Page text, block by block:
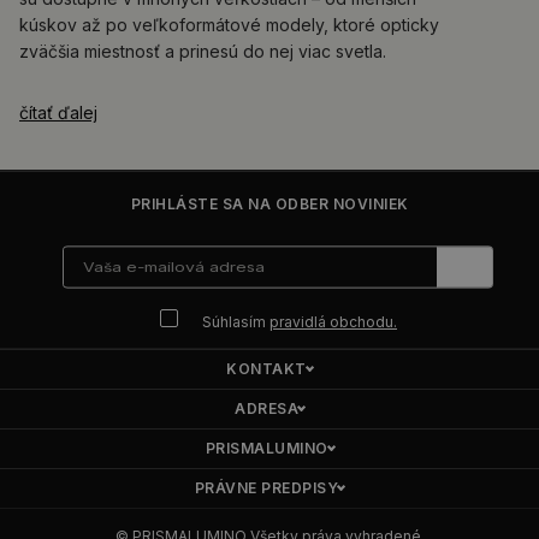
kúskov až po veľkoformátové modely, ktoré opticky
zväčšia miestnosť a prinesú do nej viac svetla.
čítať ďalej
PRIHLÁSTE SA NA ODBER NOVINIEK
Súhlasím pravidlá obchodu.
KONTAKT
ADRESA
PRISMALUMINO
PRÁVNE PREDPISY